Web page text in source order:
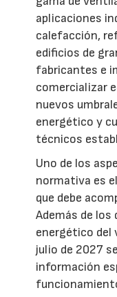
aplicaciones
calefacción,
edificios de
fabricantes e
comercializar
nuevos
energético y
técnicos
Uno de los
normativa es
que debe
Además de
energético del
julio de 2027
información